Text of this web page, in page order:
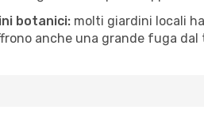
botanici: molti giardini locali
anche una grande fuga